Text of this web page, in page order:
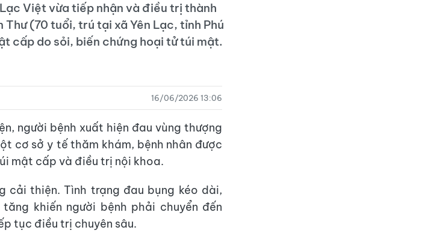
Việt vừa tiếp nhận và điều trị thành
Thư (70 tuổi, trú tại xã Yên Lạc, tỉnh Phú
cấp do sỏi, biến chứng hoại tử túi mật.
16/06/2026 13:06
người bệnh xuất hiện đau vùng thượng
cơ sở y tế thăm khám, bệnh nhân được
mật cấp và điều trị nội khoa.
cải thiện. Tình trạng đau bụng kéo dài,
khiến người bệnh phải chuyển đến
tục điều trị chuyên sâu.